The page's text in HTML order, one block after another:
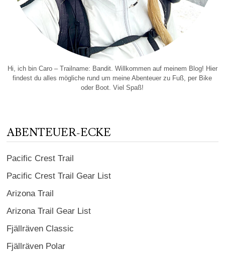
Hi, ich bin Caro – Trailname: Bandit. Willkommen auf meinem Blog! Hier
findest du alles mögliche rund um meine Abenteuer zu Fuß, per Bike
oder Boot. Viel Spaß!
ABENTEUER-ECKE
Pacific Crest Trail
Pacific Crest Trail Gear List
Arizona Trail
Arizona Trail Gear List
Fjällräven Classic
Fjällräven Polar